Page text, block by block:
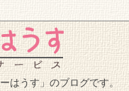
はうす」のブログです。